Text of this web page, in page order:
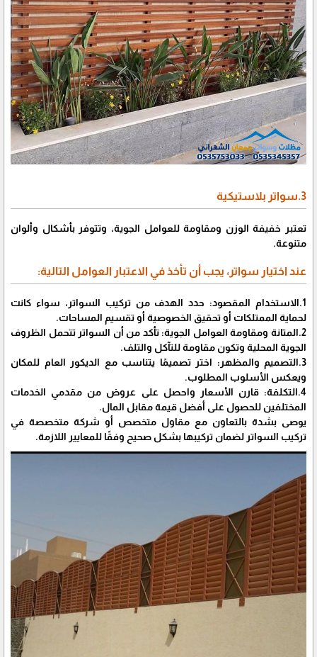
3.سواتر بلاستيكية
تعتبر خفيفة الوزن ومقاومة للعوامل الجوية، وتتوفر بأشكال وألوان
متنوعة.
عند اختيار سواتر، يجب أن تأخذ في الاعتبار العوامل التالية:
1.الاستخدام المقصود: حدد الهدف من تركيب السواتر، سواء كانت
لحماية الممتلكات أو تحقيق الخصوصية أو تقسيم المساحات.
2.المتانة ومقاومة العوامل الجوية: تأكد من أن السواتر تتحمل الظروف
الجوية المحلية وتكون مقاومة للتآكل والتلف.
3.التصميم والمظهر: اختر تصميمًا يتناسب مع الديكور العام للمكان
ويعكس الأسلوب المطلوب.
4.التكلفة: قارن الأسعار واحصل على عروض من مقدمي الخدمات
المختلفين للحصول على أفضل قيمة مقابل المال.
يوصى بشدة بالتعاون مع مقاول متخصص أو شركة متخصصة في
تركيب السواتر لضمان تركيبها بشكل صحيح وفقًا للمعايير اللازمة.